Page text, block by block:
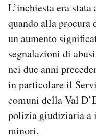
​​L’inchiesta era
quando alla procura
un aumento
segnalazioni di
nei due anni
in particolare il
comuni della Val
polizia giudiziaria a
minori.